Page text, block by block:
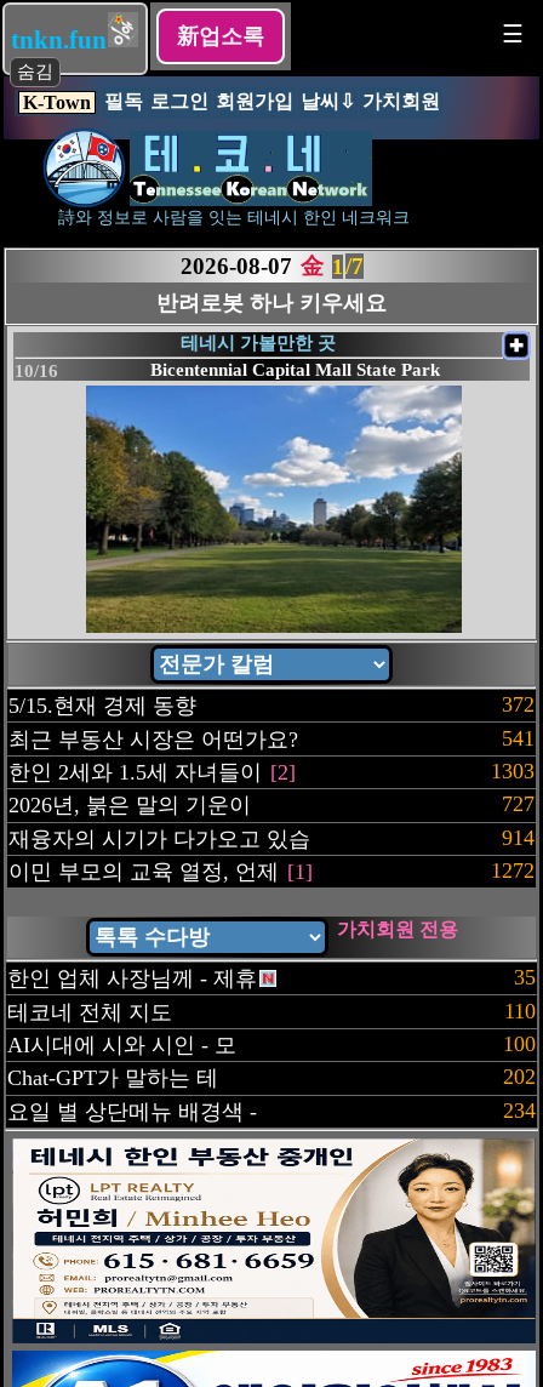
tnkn.fun 新업소록 ☰
K-Town 필독 로그인 회원가입 날씨⇩ 가치회원
詩와 정보로 사람을 잇는 테네시 한인 네크워크
숨김
2026-08-07 金 1/7
반려로봇 하나 키우세요
테네시 가볼만한 곳
✚
11/16
MontHaven Art
5/15.현재 경제 동향
372
최근 부동산 시장은 어떤가요?
541
한인 2세와 1.5세 자녀들이 [2]
1303
2026년, 붉은 말의 기운이
727
재융자의 시기가 다가오고 있습
914
이민 부모의 교육 열정, 언제
[1] 1272
가치회원 전용
한인 업체 사장님께 - 제휴
35
테코네 전체 지도
110
AI시대에 시와 시인 - 모
100
Chat-GPT가 말하는 테
202
요일 별 상단메뉴 배경색 -
234